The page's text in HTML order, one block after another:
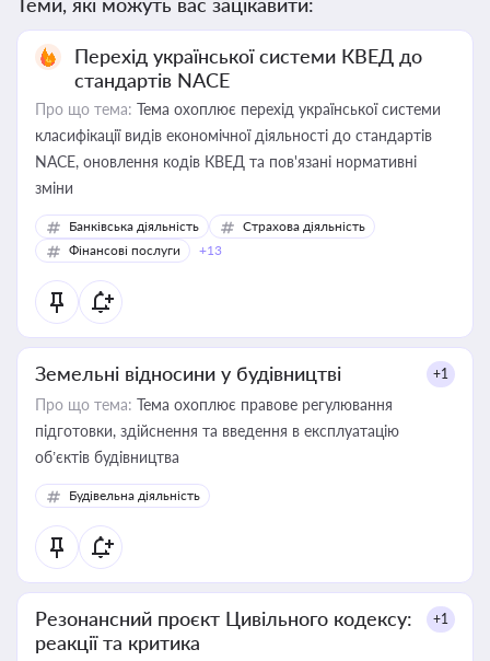
Перехід української системи КВЕД до
стандартів NACE
Про що тема: Тема охоплює перехід української системи
класифікації видів економічної діяльності до стандартів
NACE, оновлення кодів КВЕД та пов'язані нормативні
зміни
Банківська діяльність
Страхова діяльність
Фінансові послуги
+13
Земельні відносини у будівництві +1
Про що тема: Тема охоплює правове регулювання
підготовки, здійснення та введення в експлуатацію
об’єктів будівництва
Будівельна діяльність
Резонансний проєкт Цивільного кодексу:
реакції та критика
+1